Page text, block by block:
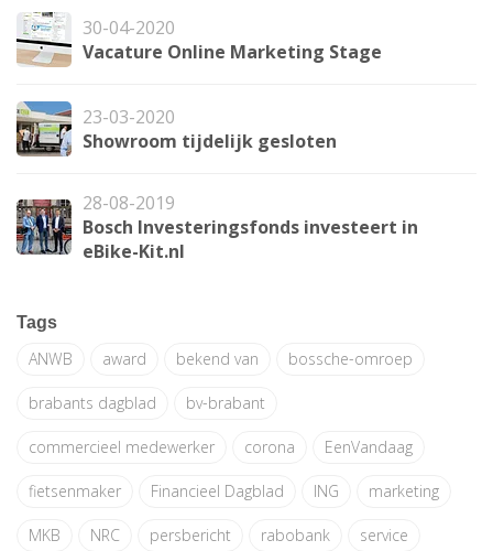
30-04-2020
Vacature Online Marketing Stage
23-03-2020
Showroom tijdelijk gesloten
28-08-2019
Bosch Investeringsfonds investeert in
eBike-Kit.nl
Tags
ANWB award bekend van bossche-omroep
brabants dagblad bv-brabant
commercieel medewerker corona EenVandaag
fietsenmaker Financieel Dagblad ING marketing
MKB NRC persbericht rabobank service